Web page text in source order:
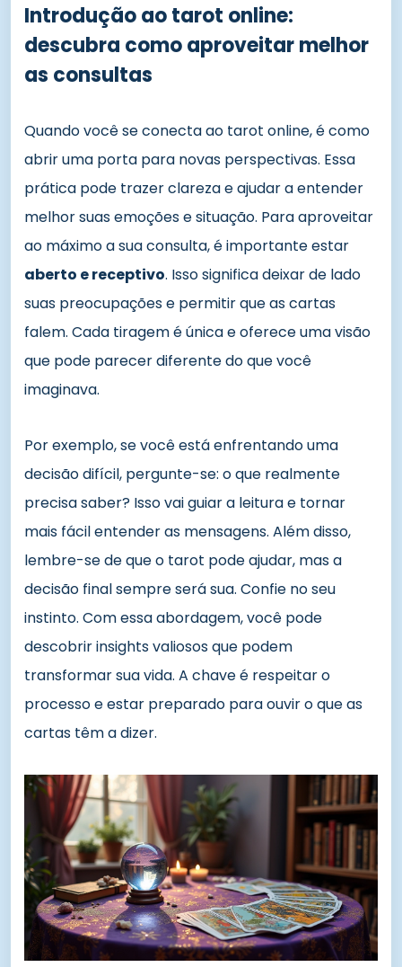
Introdução ao tarot online:
descubra como aproveitar melhor
as consultas
Quando você se conecta ao tarot online, é como
abrir uma porta para novas perspectivas. Essa
prática pode trazer clareza e ajudar a entender
melhor suas emoções e situação. Para aproveitar
ao máximo a sua consulta, é importante estar
aberto e receptivo. Isso significa deixar de lado
suas preocupações e permitir que as cartas
falem. Cada tiragem é única e oferece uma visão
que pode parecer diferente do que você
imaginava.
Por exemplo, se você está enfrentando uma
decisão difícil, pergunte-se: o que realmente
precisa saber? Isso vai guiar a leitura e tornar
mais fácil entender as mensagens. Além disso,
lembre-se de que o tarot pode ajudar, mas a
decisão final sempre será sua. Confie no seu
instinto. Com essa abordagem, você pode
descobrir insights valiosos que podem
transformar sua vida. A chave é respeitar o
processo e estar preparado para ouvir o que as
cartas têm a dizer.